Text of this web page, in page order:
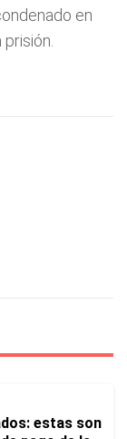
en
estas son